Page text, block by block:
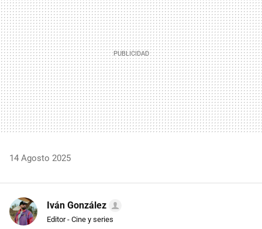
14 Agosto 2025
Iván González
Editor - Cine y series